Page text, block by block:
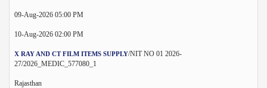
09-Aug-2026 05:00 PM
10-Aug-2026 02:00 PM
X RAY AND CT FILM ITEMS SUPPLY/NIT NO 01 2026-
27/2026_MEDIC_577080_1
Rajasthan